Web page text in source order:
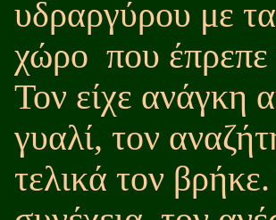
υδραργύρου με
χώρο που
Τον είχε ανάγκη
γυαλί, τον
τελικά τον